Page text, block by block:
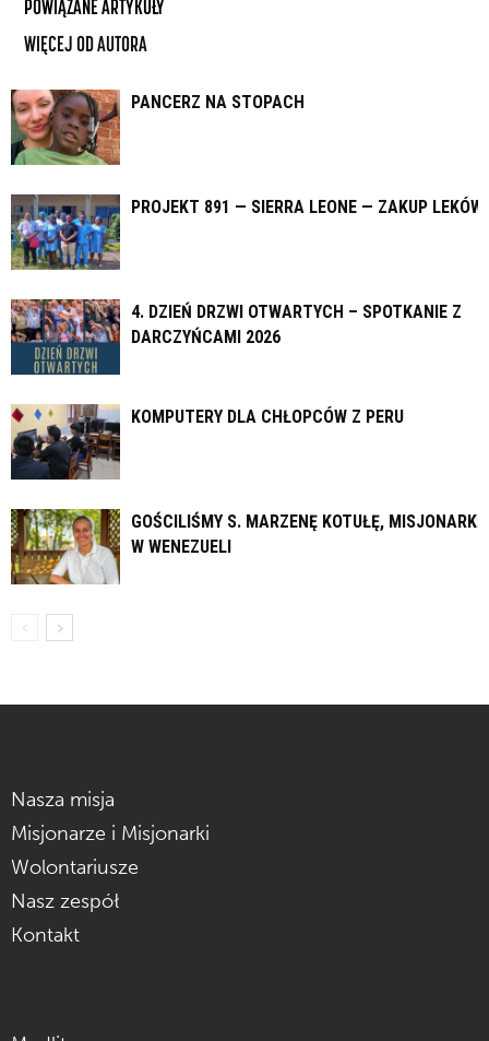
POWIĄZANE ARTYKUŁY
WIĘCEJ OD AUTORA
PANCERZ NA STOPACH
PROJEKT 891 — SIERRA LEONE — ZAKUP LEKÓW
4. DZIEŃ DRZWI OTWARTYCH – SPOTKANIE Z
DARCZYŃCAMI 2026
KOMPUTERY DLA CHŁOPCÓW Z PERU
GOŚCILIŚMY S. MARZENĘ KOTUŁĘ, MISJONARKĘ
W WENEZUELI
Nasza misja
Misjonarze i Misjonarki
Wolontariusze
Nasz zespół
Kontakt